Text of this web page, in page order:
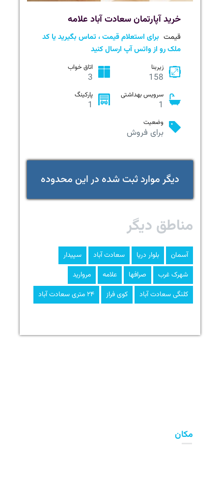
خرید آپارتمان سعادت آباد علامه
قیمت برای استعلام قیمت ، تماس بگیرید یا کد
ملک رو از واتس آپ ارسال کنید
زیربنا
158
اتاق خواب
3
سرویس بهداشتی
1
پارکینگ
1
وضعیت
برای فروش
دیگر موارد ثبت شده در این محدوده
مناطق دیگر
آسمان بلوار دریا سعادت آباد
سپیدار
شهرک غرب
صرافها علامه
مروارید
کلنگی سعادت آباد
کوی فراز ۲۴ متری سعادت آباد
مکان